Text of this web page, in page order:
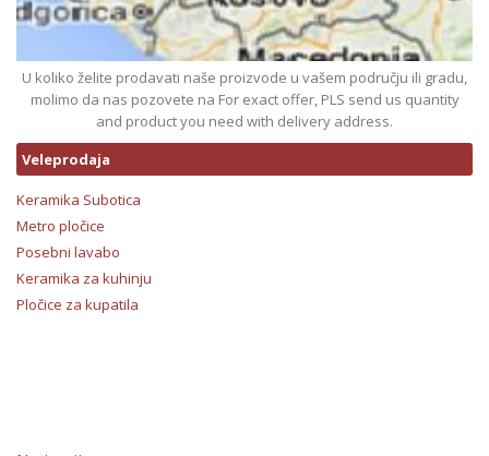
U koliko želite prodavati naše proizvode u vašem području ili gradu,
molimo da nas pozovete na For exact offer, PLS send us quantity
and product you need with delivery address.
Veleprodaja
Keramika Subotica
Metro pločice
Posebni lavabo
Keramika za kuhinju
Pločice za kupatila